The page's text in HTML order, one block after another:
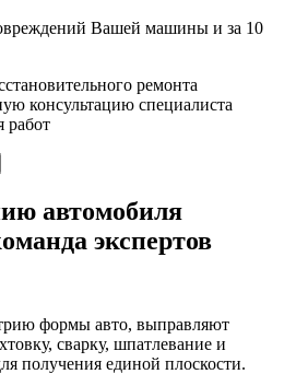
Вашей машины и за 10
ремонта
консультацию специалиста
работ
автомобиля
экспертов
формы авто, выправляют
сварку, шпатлевание и
получения единой плоскости.